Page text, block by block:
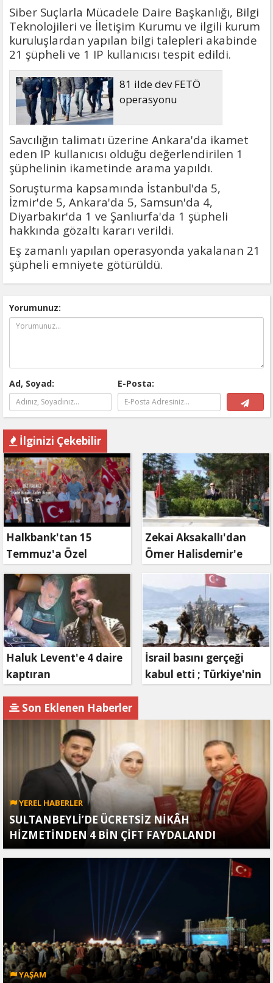
Siber Suçlarla Mücadele Daire Başkanlığı, Bilgi
Teknolojileri ve İletişim Kurumu ve ilgili kurum
kuruluşlardan yapılan bilgi talepleri akabinde
21 şüpheli ve 1 IP kullanıcısı tespit edildi.
81 ilde dev FETÖ
operasyonu
Savcılığın talimatı üzerine Ankara'da ikamet
eden IP kullanıcısı olduğu değerlendirilen 1
şüphelinin ikametinde arama yapıldı.
Soruşturma kapsamında İstanbul'da 5,
İzmir'de 5, Ankara'da 5, Samsun'da 4,
Diyarbakır'da 1 ve Şanlıurfa'da 1 şüpheli
hakkında gözaltı kararı verildi.
Eş zamanlı yapılan operasyonda yakalanan 21
şüpheli emniyete götürüldü.
Yorumunuz:
Ad, Soyad: E-Posta:
İlginizi Çekebilir
Halkbank'tan 15
Temmuz'a Özel
Reklam Filmi: "İrade
Bizim, Zafer Bizim"
Zekai Aksakallı'dan
Ömer Halisdemir'e
'vefa' ziyareti!
Haluk Levent'e 4 daire
kaptıran
savcılıkta aldı
İsrail basını gerçeği
kabul etti ; Türkiye'nin
Son Eklenen Haberler
YEREL HABERLER
SULTANBEYLİ’DE ÜCRETSİZ NİKÂH
HİZMETİNDEN 4 BİN ÇİFT FAYDALANDI
YAŞAM